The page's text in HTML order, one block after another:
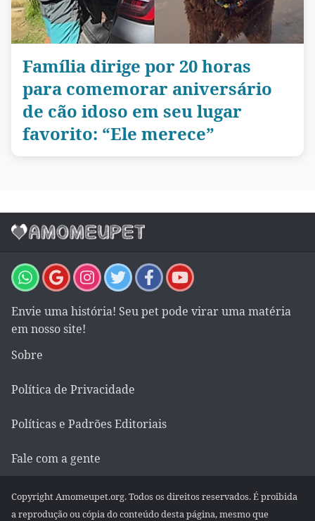
Família dirige por 20 horas
para comemorar aniversário
de cão idoso em seu lugar
favorito: “Ele merece”
Envie uma história! Seu pet pode virar uma matéria
em nosso site!
Sobre
Política de Privacidade
Políticas e Padrões Editoriais
Fale com a gente
Copyright Amomeupet.org. Todos os direitos reservados. É proibida
a reprodução ou cópia do conteúdo desta página, mesmo que